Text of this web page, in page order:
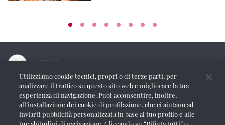
La testata online del Gruppo FS Italiane
Social
Utilizziamo cookie tecnici, propri o di terze parti, per
analizzare il traffico su questo sito web e migliorare la tua
esperienza di navigazione. Puoi acconsentire, inoltre,
all’installazione dei cookie di profilazione, che ci aiutano ad
inviarti pubblicità personalizzata in base al tuo profilo e alle